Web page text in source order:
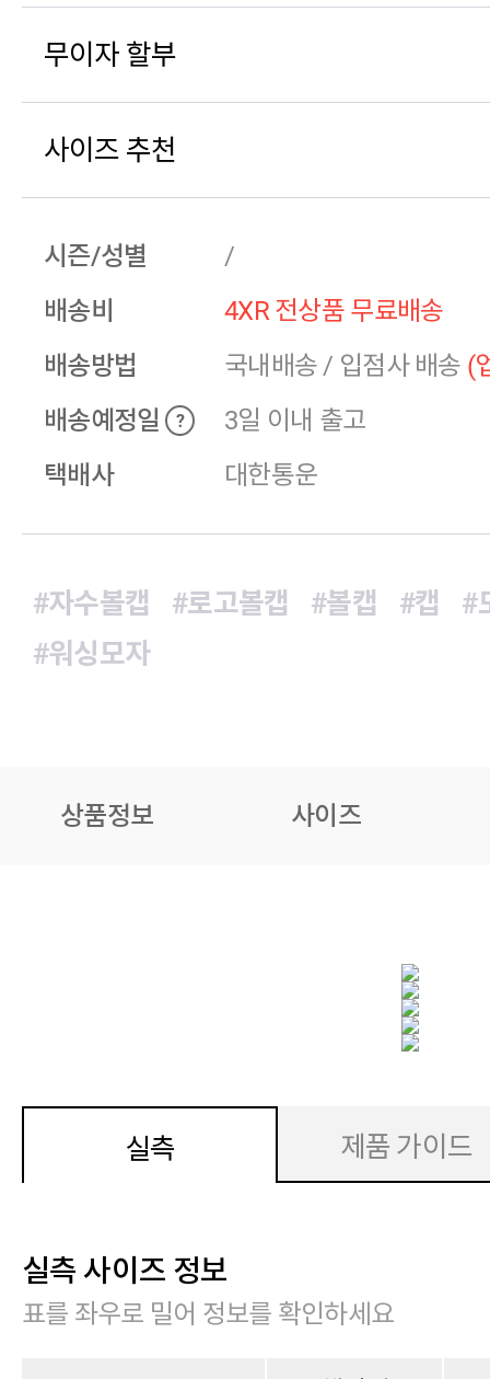
무이자 할부
사이즈 추천
시즌/성별
/
배송비
4XR 전상품 무료배송
배송방법
국내배송 / 입점사 배송 (
배송예정일
?
3일 이내 출고
택배사
대한통운
#자수볼캡 #로고볼캡 #볼캡 #캡
#
#워싱모자
상품정보 사이즈
실측 제품 가이드
실측 사이즈 정보
표를 좌우로 밀어 정보를 확인하세요